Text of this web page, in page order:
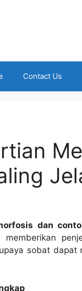
Contact Us
dan
sobat